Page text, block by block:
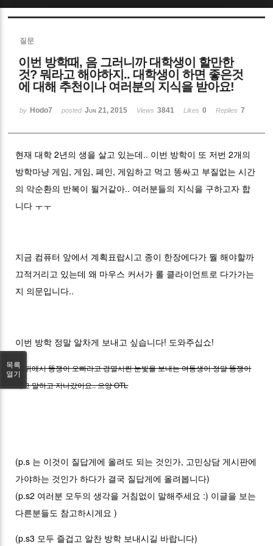
질문
이번 방학때, 음 그러니까 대학생이 할만한
것? 뭐라고 해야하지.. 대학생이 하면 좋은것
에 대해 추천이나 여러분의 지식을 받아요!
by Hodo7 posted Jun 21, 2015 Views 3841 Likes 0 Replies 7
현재 대학 2년의 생을 살고 있는데.. 이번 방학이 또 저번 2개의
방학마냥 게임, 게임, 폐인, 게임하고 먹고 똥싸고 부질없는 시간
의 악순환의 반복이 될거같아.. 여러분들의 지식을 구하고자 합
니다 ㅜㅜ
지금 컴퓨터 앞에서 계획표랍시고 종이 한장에다가 뭘 해야할까
끄적거리고 있는데 왜 마우스 커서가 롤 클라이언트로 다가가는
지 의문입니다..
이번 방학 정말 알차게 보내고 싶습니다! 도와주십쇼!
등 뒤에서 똥쟁이 오빠라고 경멸서린 눈빛을 보내는 여동생이 정말 똥쟁이
라고 말하고 지나갔어요.. 으앙 OTL
(p.s 는 이것이 질답게에 올려도 되는 것인가, 고민상담 게시판에
가야하는 것인가 하다가 결국 질답게에 올려봅니다)
(p.s2 여러분 모두의 생각을 거침없이 말해주세요 :) 이글을 보는
다른분들도 참고하시게요 )
(p.s3 모두 즐겁고 알찬 방학 보내시길 바랍니다)
목록
열기
Sketchbook5, 스케치북5
Sketchbook5, 스케치북5